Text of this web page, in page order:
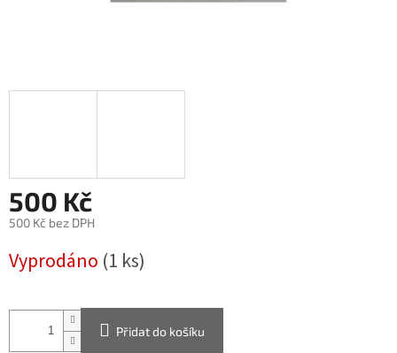
500 Kč
500 Kč bez DPH
cena:
Vyprodáno (1 ks)
Přidat do košíku